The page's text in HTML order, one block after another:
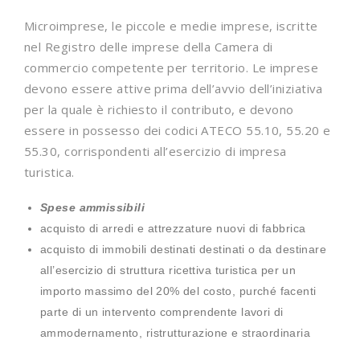
Microimprese, le piccole e medie imprese, iscritte
nel Registro delle imprese della Camera di
commercio competente per territorio. Le imprese
devono essere attive prima dell’avvio dell’iniziativa
per la quale è richiesto il contributo, e devono
essere in possesso dei codici ATECO 55.10, 55.20 e
55.30, corrispondenti all’esercizio di impresa
turistica.
Spese ammissibili
acquisto di arredi e attrezzature nuovi di fabbrica
acquisto di immobili destinati destinati o da destinare
all’esercizio di struttura ricettiva turistica per un
importo massimo del 20% del costo, purché facenti
parte di un intervento comprendente lavori di
ammodernamento, ristrutturazione e straordinaria